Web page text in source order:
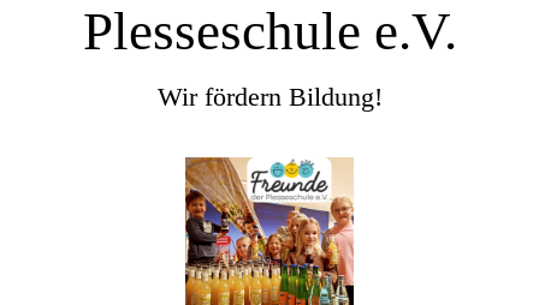
Plesseschule e.V.
Wir fördern Bildung!